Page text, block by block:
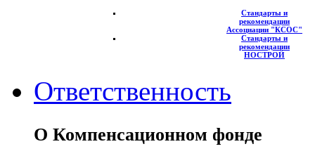
Стандарты и
рекомендации
Ассоциации "КСОС"
Стандарты и
рекомендации
НОСТРОЙ
Ответственность
О Компенсационном фонде